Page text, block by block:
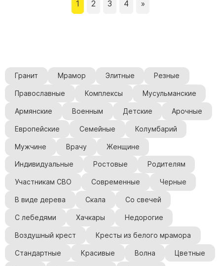
1 2 3 4 »
Гранит Мрамор Элитные Резные
Православные Комплексы Мусульманские
Армянские Военным Детские Арочные
Европейские Семейные Колумбарий
Мужчине Врачу Женщине
Индивидуальные Ростовые Родителям
Участникам СВО Современные Черные
В виде дерева Скала Со свечей
С лебедями Хачкары Недорогие
Воздушный крест Кресты из белого мрамора
Стандартные Красивые Волна Цветные